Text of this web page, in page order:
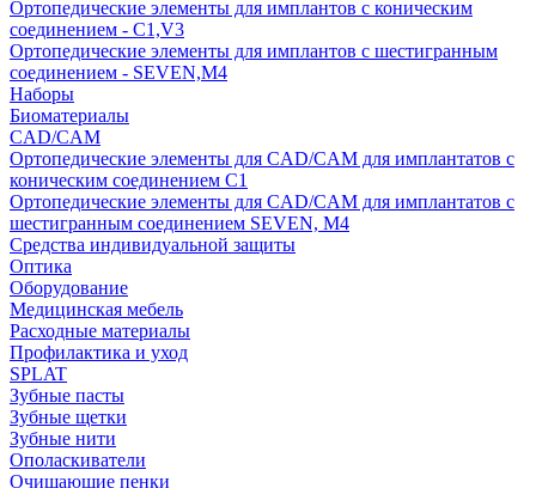
Ортопедические элементы для имплантов с коническим
соединением - C1,V3
Ортопедические элементы для имплантов с шестигранным
соединением - SEVEN,M4
Наборы
Биоматериалы
CAD/CAM
Ортопедические элементы для CAD/CAM для имплантатов с
коническим соединением С1
Ортопедические элементы для CAD/CAM для имплантатов с
шестигранным соединением SEVEN, М4
Средства индивидуальной защиты
Оптика
Оборудование
Медицинская мебель
Расходные материалы
Профилактика и уход
SPLAT
Зубные пасты
Зубные щетки
Зубные нити
Ополаскиватели
Очищающие пенки